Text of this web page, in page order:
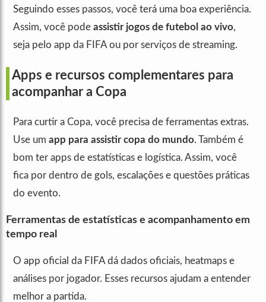
Seguindo esses passos, você terá uma boa experiência.
Assim, você pode assistir jogos de futebol ao vivo,
seja pelo app da FIFA ou por serviços de streaming.
Apps e recursos complementares para
acompanhar a Copa
Para curtir a Copa, você precisa de ferramentas extras.
Use um app para assistir copa do mundo. Também é
bom ter apps de estatísticas e logística. Assim, você
fica por dentro de gols, escalações e questões práticas
do evento.
Ferramentas de estatísticas e acompanhamento em
tempo real
O app oficial da FIFA dá dados oficiais, heatmaps e
análises por jogador. Esses recursos ajudam a entender
melhor a partida.